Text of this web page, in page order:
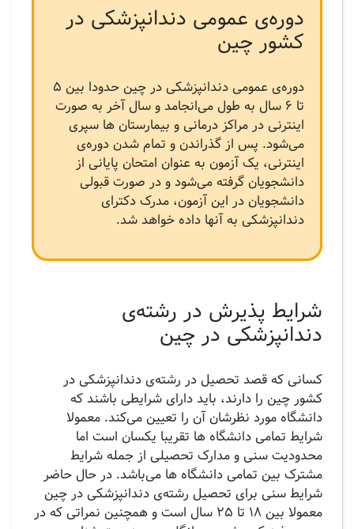
دوره‌ی عمومی دندانپزشکی در
کشور چین
دوره‌ی عمومی دندانپزشکی در چین حدودا بین 5
تا 6 سال به طول می‌انجامد و سال آخر به صورت
اینترنی در مراکز درمانی و بیمارستان ها سپری
می‌شود. پس از گذراندن و تمام شدن دوره‌ی
اینترنی، یک آزمون به عنوان امتحان پایانی از
دانشجویان گرفته می‌شود و در صورت قبولی
دانشجویان در این آزمون، مدرک دکترای
دندانپزشکی به آنها داده خواهد شد.
شرایط پذیرش در رشته‌ی
دندانپزشکی در چین
کسانی که قصد تحصیل در رشته‌ی دندانپزشکی در
کشور چین را دارند، باید دارای شرایطی باشند که
دانشگاه مورد نظرشان آن را تعیین می‌کند. معمولا
شرایط تمامی دانشگاه ها تقریبا یکسان است اما
محدودیت سنی و مدارک تحصیلی از جمله شرایط
مشترک بین تمامی دانشگاه ها می‌باشد. در حال حاضر
شرایط سنی برای تحصیل رشته‌ی دندانپزشکی در چین
معمولا بین 18 تا 25 سال است و همچنین نمراتی که در